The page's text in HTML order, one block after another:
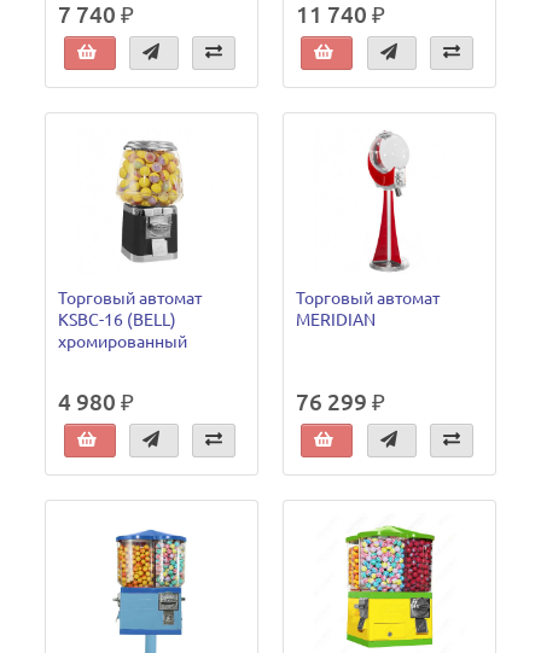
7 740 ₽ 11 740 ₽
Торговый автомат
KSBC-16 (BELL)
хромированный
4 980 ₽
Торговый автомат
MERIDIAN
76 299 ₽